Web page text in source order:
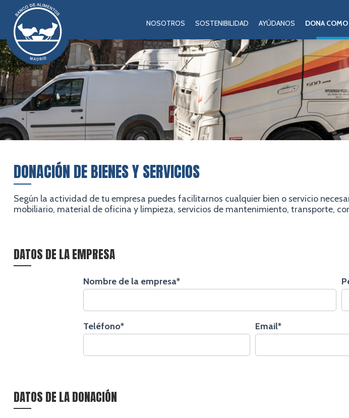
NOSOTROS SOSTENIBILIDAD AYÚDANOS DONA
DONACIÓN DE BIENES Y SERVICIOS
Según la actividad de tu empresa puedes facilitarnos cualquier bien o servicio
mobiliario, material de oficina y limpieza, servicios de mantenimiento, transporte,
DATOS DE LA EMPRESA
Nombre de la empresa*
Teléfono* Email*
DATOS DE LA DONACIÓN